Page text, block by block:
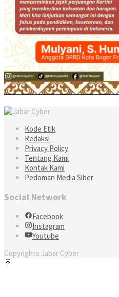
Kode Etik
Redaksi
Privacy Policy
Tentang Kami
Kontak Kami
Pedoman Media Siber
Social Network
Facebook
Instagram
Youtube
Copyrights Jabar Cyber